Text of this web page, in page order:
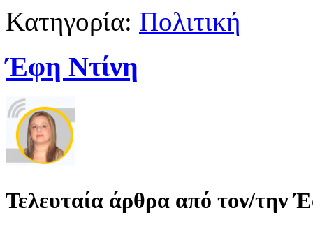
Κατηγορία: Πολιτική
Έφη Ντίνη
Τελευταία άρθρα από τον/την